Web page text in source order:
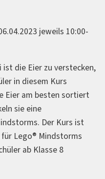
jeweils 10:00-
die Eier zu verstecken,
in diesem Kurs
Eier am besten sortiert
sie eine
Der Kurs ist
Lego® Mindstorms
ab Klasse 8